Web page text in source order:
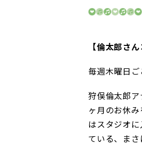
【倫太郎さ
毎週木曜日
狩俣倫太郎
ヶ月のお休
はスタジオ
ている、ま